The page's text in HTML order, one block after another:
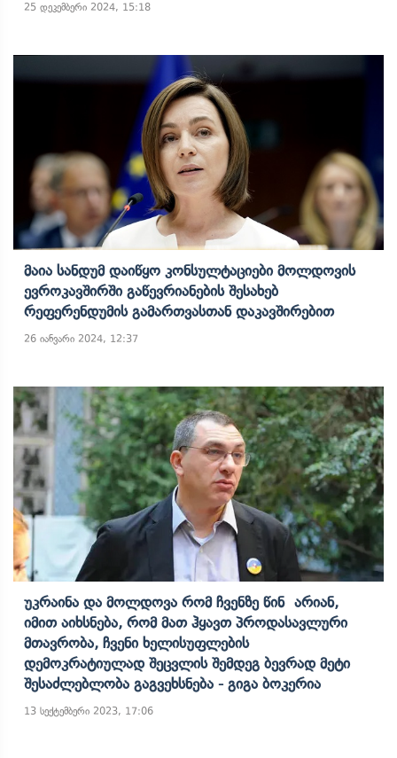
25 დეკემბერი 2024, 15:18
Მაია Სანდუმ Დაიწყო Კონსულტაციები Მოლდოვის
Ევროკავშირში Გაწევრიანების Შესახებ
Რეფერენდუმის Გამართვასთან Დაკავშირებით
26 იანვარი 2024, 12:37
Უკრაინა Და Მოლდოვა Რომ Ჩვენზე Წინ Არიან,
Იმით Აიხსნება, Რომ Მათ Ჰყავთ Პროდასავლური
Მთავრობა, Ჩვენი Ხელისუფლების
Დემოკრატიულად Შეცვლის Შემდეგ Ბევრად Მეტი
Შესაძლებლობა Გაგვეხსნება - Გიგა Ბოკერია
13 სექტემბერი 2023, 17:06